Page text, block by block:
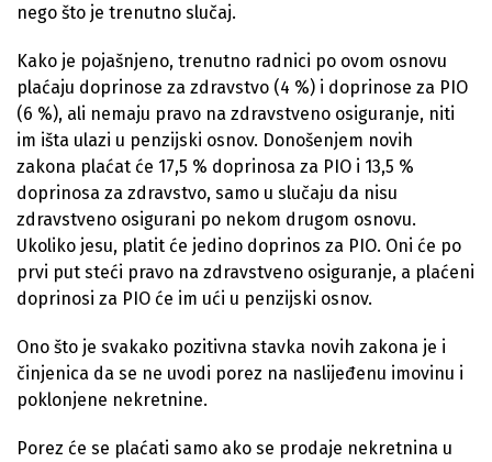
nego što je trenutno slučaj.
Kako je pojašnjeno, trenutno radnici po ovom osnovu
plaćaju doprinose za zdravstvo (4 %) i doprinose za PIO
(6 %), ali nemaju pravo na zdravstveno osiguranje, niti
im išta ulazi u penzijski osnov. Donošenjem novih
zakona plaćat će 17,5 % doprinosa za PIO i 13,5 %
doprinosa za zdravstvo, samo u slučaju da nisu
zdravstveno osigurani po nekom drugom osnovu.
Ukoliko jesu, platit će jedino doprinos za PIO. Oni će po
prvi put steći pravo na zdravstveno osiguranje, a plaćeni
doprinosi za PIO će im ući u penzijski osnov.
Ono što je svakako pozitivna stavka novih zakona je i
činjenica da se ne uvodi porez na naslijeđenu imovinu i
poklonjene nekretnine.
Porez će se plaćati samo ako se prodaje nekretnina u